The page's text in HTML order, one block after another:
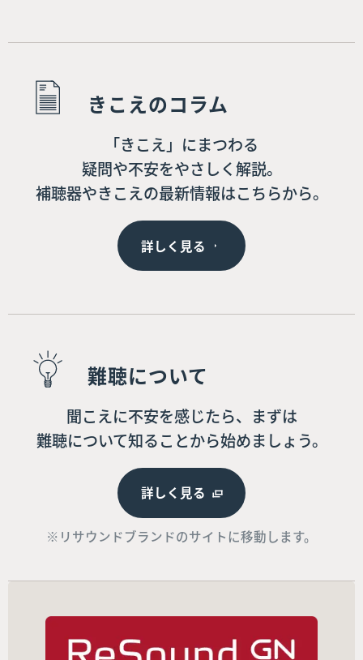
きこえのコラム
「きこえ」にまつわる
疑問や不安をやさしく解説。
補聴器やきこえの最新情報はこちらから。
詳しく見る
難聴について
聞こえに不安を感じたら、まずは
難聴について知ることから始めましょう。
詳しく見る
※リサウンドブランドのサイトに移動します。